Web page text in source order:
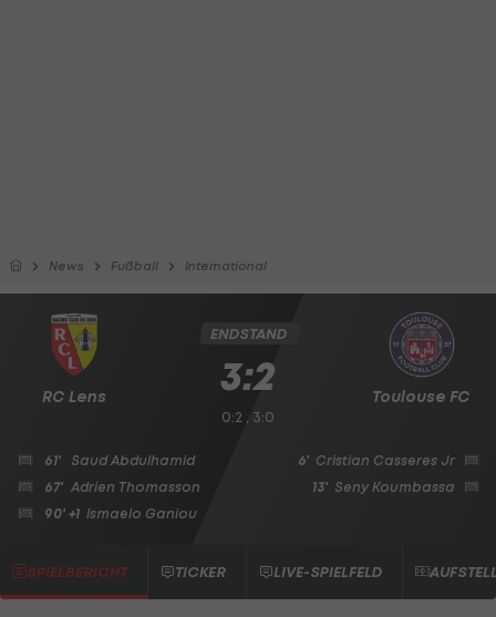
News Fußball International
RC Lens Toulouse FC
ENDSTAND
3:2
0:2 , 3:0
61'
Saud Abdulhamid
67' Adrien Thomasson
90' +1 Ismaelo Ganiou
6' Cristian Casseres Jr
13' Seny Koumbassa
SPIELBERICHT TICKER LIVE-SPIELFELD